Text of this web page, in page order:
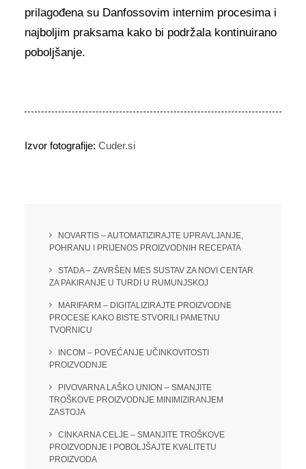
prilagođena su Danfossovim internim procesima i
najboljim praksama kako bi podržala kontinuirano
poboljšanje.
Izvor fotografije: Cuder.si
NOVARTIS – AUTOMATIZIRAJTE UPRAVLJANJE,
POHRANU I PRIJENOS PROIZVODNIH RECEPATA
STADA – ZAVRŠEN MES SUSTAV ZA NOVI CENTAR
ZA PAKIRANJE U TURDI U RUMUNJSKOJ
MARIFARM – DIGITALIZIRAJTE PROIZVODNE
PROCESE KAKO BISTE STVORILI PAMETNU
TVORNICU
INCOM – POVEĆANJE UČINKOVITOSTI
PROIZVODNJE
PIVOVARNA LAŠKO UNION – SMANJITE
TROŠKOVE PROIZVODNJE MINIMIZIRANJEM
ZASTOJA
CINKARNA CELJE – SMANJITE TROŠKOVE
PROIZVODNJE I POBOLJŠAJTE KVALITETU
PROIZVODA